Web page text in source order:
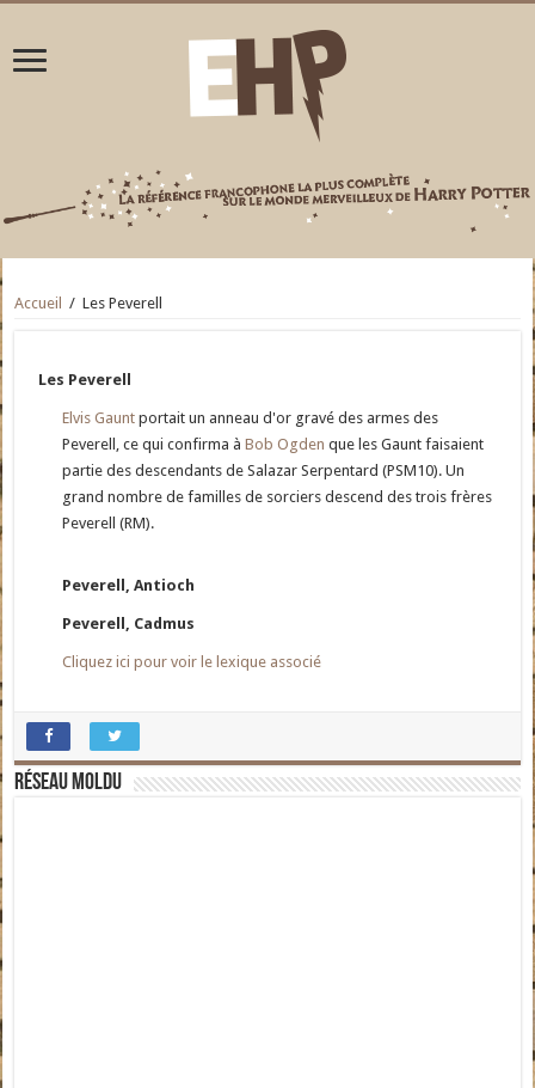
Accueil / Les Peverell
Les Peverell
Elvis Gaunt portait un anneau d'or gravé des armes des
Peverell, ce qui confirma àBob Ogden que les Gaunt faisaient
partie des descendants de Salazar Serpentard (PSM10). Un
grand nombre de familles de sorciers descend des trois frères
Peverell (RM).
Peverell, Antioch
Peverell, Cadmus
Cliquez ici pour voir le lexique associé
Réseau moldu